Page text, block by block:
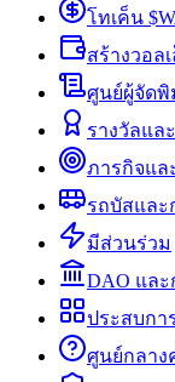
โทเค็น
สร้างวอล
ศูนย์ผู้จัดพิ
รางวัลแล
ภารกิจแล
รถบัสและ
มีส่วนร่วม
DAO แล
ประสบก
ศูนย์กลาง